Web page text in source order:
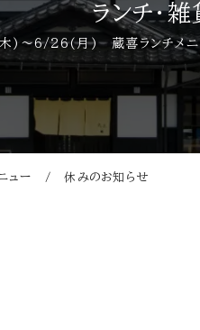
ランチ・
)～6/26(月) 蔵喜ランチメ
ュー / 休みのお知らせ